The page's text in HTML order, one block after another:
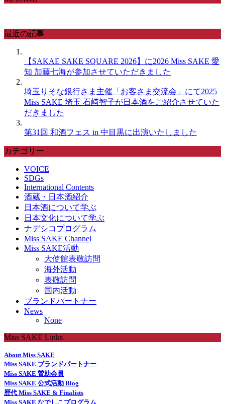
最近の記事
【SAKAE SAKE SQUARE 2026】に2026 Miss SAKE 愛
知 加藤七海が参加させていただきました
埼玉りそな銀行さま主催「お客さま交流会」にて2025
Miss SAKE 埼玉 石﨑智子が日本酒をご紹介させていた
だきました
第31回 和酒フェス in 中目黒に出演いたしました
カテゴリー
VOICE
SDGs
International Contents
酒蔵・日本酒紹介
日本酒について学ぶ
日本文化について学ぶ
ナデシコプログラム
Miss SAKE Channel
Miss SAKE活動
大使館表敬訪問
海外活動
表敬訪問
国内活動
ブランドパートナー
News
None
Miss SAKE Links
About Miss SAKE
Miss SAKE ブランドパートナー
Miss SAKE 賛助会員
Miss SAKE 公式活動 Blog
歴代 Miss SAKE & Finalists
Miss SAKE なでしこプログラム